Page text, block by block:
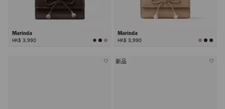
Marinda
HK$ 3,990
Marinda
HK$ 3,990
新品